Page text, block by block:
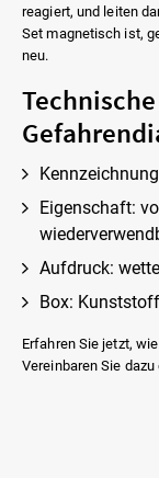
reagiert, und leiten
Set magnetisch ist,
neu.
Eigenschaft:
Aufdruck:
Box:
Erfahren Sie jetzt,
Vereinbaren Sie